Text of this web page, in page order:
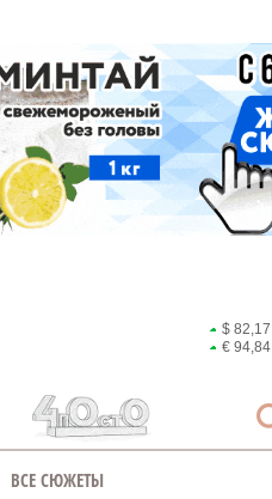
$ 82,17
€ 94,84
ВСЕ СЮЖЕТЫ